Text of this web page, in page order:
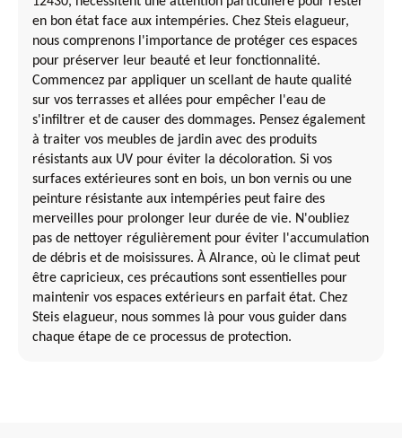
en bon état face aux intempéries. Chez Steis elagueur,
nous comprenons l'importance de protéger ces espaces
pour préserver leur beauté et leur fonctionnalité.
Commencez par appliquer un scellant de haute qualité
sur vos terrasses et allées pour empêcher l'eau de
s'infiltrer et de causer des dommages. Pensez également
à traiter vos meubles de jardin avec des produits
résistants aux UV pour éviter la décoloration. Si vos
surfaces extérieures sont en bois, un bon vernis ou une
peinture résistante aux intempéries peut faire des
merveilles pour prolonger leur durée de vie. N'oubliez
pas de nettoyer régulièrement pour éviter l'accumulation
de débris et de moisissures. À Alrance, où le climat peut
être capricieux, ces précautions sont essentielles pour
maintenir vos espaces extérieurs en parfait état. Chez
Steis elagueur, nous sommes là pour vous guider dans
chaque étape de ce processus de protection.